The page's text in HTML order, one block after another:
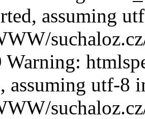
assuming
assuming utf-8